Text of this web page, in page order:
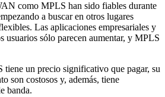
como MPLS han sido fiables durante
a buscar en otros lugares
Las aplicaciones empresariales y
usuarios sólo parecen aumentar, y MPLS
tiene un precio significativo que pagar, su
son costosos y, además, tiene
banda.